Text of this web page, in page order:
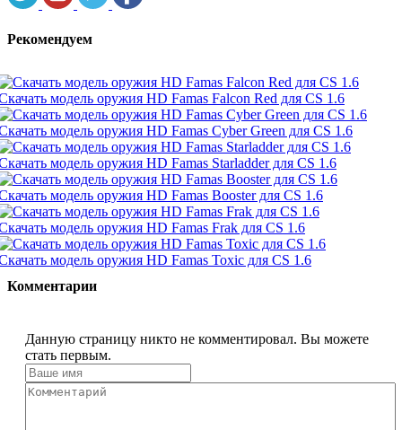
Рекомендуем
модель оружия HD Famas Falcon Red для CS 1.6
модель оружия HD Famas Cyber Green для CS 1.6
модель оружия HD Famas Starladder для CS 1.6
модель оружия HD Famas Booster для CS 1.6
модель оружия HD Famas Frak для CS 1.6
модель оружия HD Famas Toxic для CS 1.6
Комментарии
Данную страницу никто не комментировал. Вы можете
стать первым.